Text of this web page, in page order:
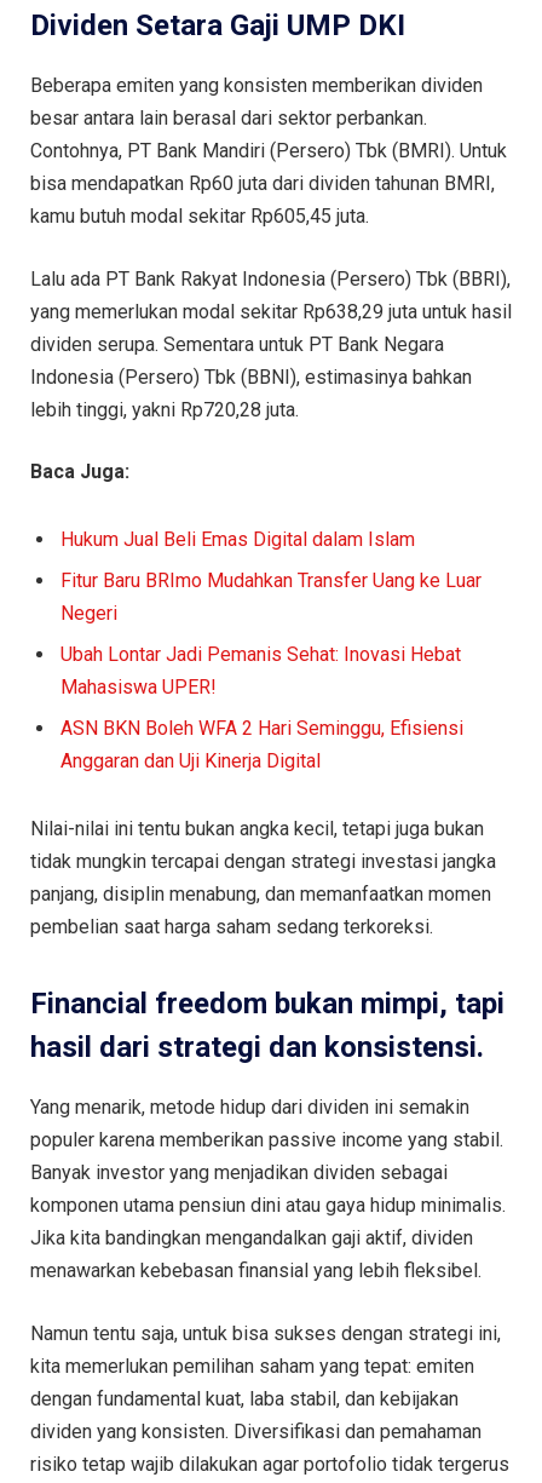
Dividen Setara Gaji UMP DKI
Beberapa emiten yang konsisten memberikan dividen
besar antara lain berasal dari sektor perbankan.
Contohnya, PT Bank Mandiri (Persero) Tbk (BMRI). Untuk
bisa mendapatkan Rp60 juta dari dividen tahunan BMRI,
kamu butuh modal sekitar Rp605,45 juta.
Lalu ada PT Bank Rakyat Indonesia (Persero) Tbk (BBRI),
yang memerlukan modal sekitar Rp638,29 juta untuk hasil
dividen serupa. Sementara untuk PT Bank Negara
Indonesia (Persero) Tbk (BBNI), estimasinya bahkan
lebih tinggi, yakni Rp720,28 juta.
Baca Juga:
Hukum Jual Beli Emas Digital dalam Islam
Fitur Baru BRImo Mudahkan Transfer Uang ke Luar
Negeri
Ubah Lontar Jadi Pemanis Sehat: Inovasi Hebat
Mahasiswa UPER!
ASN BKN Boleh WFA 2 Hari Seminggu, Efisiensi
Anggaran dan Uji Kinerja Digital
Nilai-nilai ini tentu bukan angka kecil, tetapi juga bukan
tidak mungkin tercapai dengan strategi investasi jangka
panjang, disiplin menabung, dan memanfaatkan momen
pembelian saat harga saham sedang terkoreksi.
Financial freedom bukan mimpi, tapi
hasil dari strategi dan konsistensi.
Yang menarik, metode hidup dari dividen ini semakin
populer karena memberikan passive income yang stabil.
Banyak investor yang menjadikan dividen sebagai
komponen utama pensiun dini atau gaya hidup minimalis.
Jika kita bandingkan mengandalkan gaji aktif, dividen
menawarkan kebebasan finansial yang lebih fleksibel.
Namun tentu saja, untuk bisa sukses dengan strategi ini,
kita memerlukan pemilihan saham yang tepat: emiten
dengan fundamental kuat, laba stabil, dan kebijakan
dividen yang konsisten. Diversifikasi dan pemahaman
risiko tetap wajib dilakukan agar portofolio tidak tergerus